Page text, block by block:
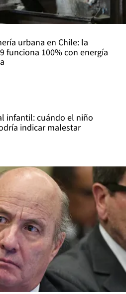
urbana en Chile: la
funciona 100% con energía
infantil: cuándo el niño
indicar malestar